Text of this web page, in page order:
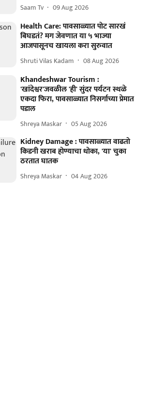
Saam Tv 09 Aug 2026
Health Care: पावसाळ्यात पोट सारखं
बिघडतं? मग जेवणात या ५ भाज्या
आजपासूनच खायला करा सुरुवात
Shruti Vilas Kadam 08 Aug 2026
Khandeshwar Tourism :
'खांदेश्वर'जवळील 'ही' सुंदर पर्यटन स्थळे
एकदा फिरा, पावसाळ्यात निसर्गाच्या प्रेमात
पडाल
Shreya Maskar 05 Aug 2026
Kidney Damage : पावसाळ्यात वाढतो
किडनी खराब होण्याचा धोका, 'या' चुका
ठरतात घातक
Shreya Maskar 04 Aug 2026